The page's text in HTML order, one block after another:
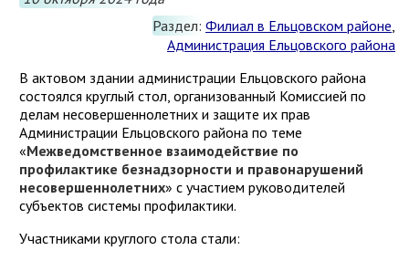
Раздел: Филиал в Ельцовском районе,
Администрация Ельцовского района
В актовом здании администрации Ельцовского района
состоялся круглый стол, организованный Комиссией по
делам несовершеннолетних и защите их прав
Администрации Ельцовского района по теме
«Межведомственное взаимодействие по
профилактике безнадзорности и правонарушений
несовершеннолетних» с участием руководителей
субъектов системы профилактики.
Участниками круглого стола стали: